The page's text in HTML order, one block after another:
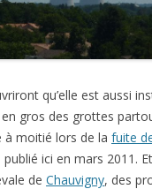
qu’elle est aussi
gros des grottes
à moitié lors de la fuite
publié ici en mars 2011.
de Chauvigny, des